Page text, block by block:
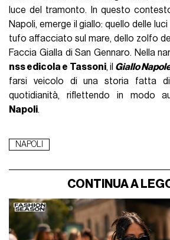
luce del tramonto. In questo
Napoli, emerge il giallo: quello delle
tufo affacciato sul mare, dello zolfo
Faccia Gialla di San Gennaro. Nella
nss edicola e Tassoni, il Giallo
farsi veicolo di una storia fatta di
quotidianità, riflettendo in modo
Napoli.
NAPOLI
CONTINUA A